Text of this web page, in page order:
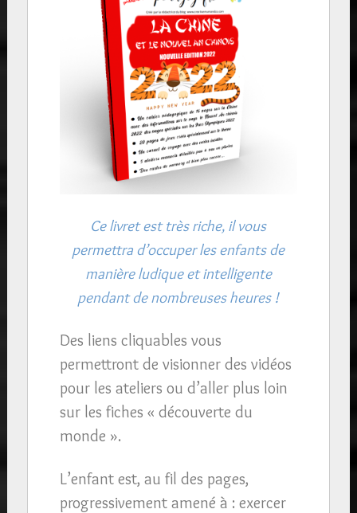
Ce livret est très riche, il vous
permettra d’occuper les enfants de
manière ludique et intelligente
pendant de nombreuses heures !
Des liens cliquables vous
permettront de visionner des vidéos
pour les ateliers ou d’aller plus loin
sur les fiches « découverte du
monde ».
L’enfant est, au fil des pages,
progressivement amené à : exercer